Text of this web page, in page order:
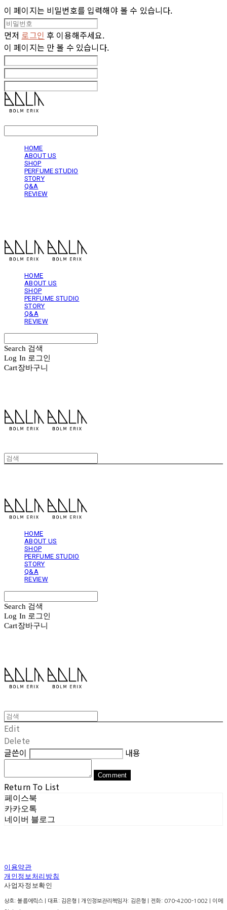
이 페이지는 비밀번호를 입력해야 볼 수 있습니다.
먼저 로그인 후 이용해주세요.
이 페이지는 만 볼 수 있습니다.
HOME
ABOUT US
SHOP
PERFUME STUDIO
STORY
Q&A
REVIEW
HOME
ABOUT US
SHOP
PERFUME STUDIO
STORY
Q&A
REVIEW
Search 검색
Log In 로그인
Cart장바구니
HOME
ABOUT US
SHOP
PERFUME STUDIO
STORY
Q&A
REVIEW
Search 검색
Log In 로그인
Cart장바구니
Edit
Delete
글쓴이
내용
Comment
Return To List
페이스북
카카오톡
네이버 블로그
이용약관
개인정보처리방침
사업자정보확인
상호: 볼름에릭스 | 대표: 김은형 | 개인정보관리책임자: 김은형 | 전화: 070-4200-1002 | 이메